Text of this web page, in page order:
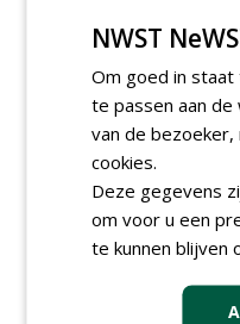
AGENDA
t/m
NWST
Om goed in
te passen aan
van de bezoeker,
cookies.
Deze gegevens
om voor u een
te kunnen blijven